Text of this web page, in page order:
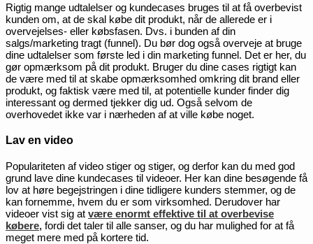
Rigtig mange udtalelser og kundecases bruges til at få overbevist
kunden om, at de skal købe dit produkt, når de allerede er i
overvejelses- eller købsfasen. Dvs. i bunden af din
salgs/marketing tragt (funnel). Du bør dog også overveje at bruge
dine udtalelser som første led i din marketing funnel. Det er her, du
gør opmærksom på dit produkt. Bruger du dine cases rigtigt kan
de være med til at skabe opmærksomhed omkring dit brand eller
produkt, og faktisk være med til, at potentielle kunder finder dig
interessant og dermed tjekker dig ud. Også selvom de
overhovedet ikke var i nærheden af at ville købe noget.
Lav en video
Populariteten af video stiger og stiger, og derfor kan du med god
grund lave dine kundecases til videoer. Her kan dine besøgende få
lov at høre begejstringen i dine tidligere kunders stemmer, og de
kan fornemme, hvem du er som virksomhed. Derudover har
videoer vist sig at være enormt effektive til at overbevise
købere, fordi det taler til alle sanser, og du har mulighed for at få
meget mere med på kortere tid.